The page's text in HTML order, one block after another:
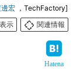
宏 ，TechFactory]
示
関連情報
Hatena